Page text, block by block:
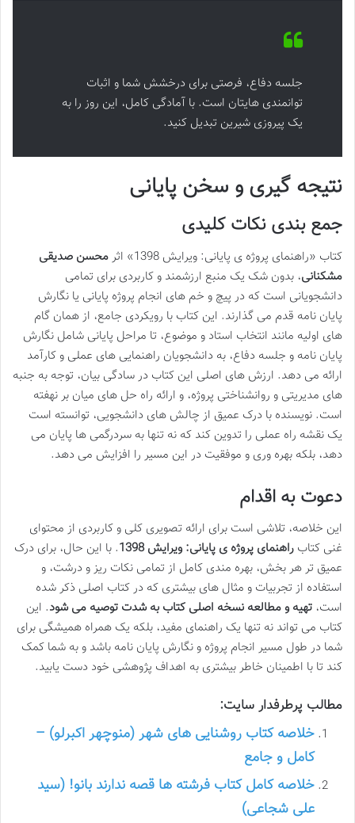
جلسه دفاع، فرصتی برای درخشش شما و اثبات
توانمندی هایتان است. با آمادگی کامل، این روز را به
یک پیروزی شیرین تبدیل کنید.
نتیجه گیری و سخن پایانی
جمع بندی نکات کلیدی
کتاب «راهنمای پروژه ی پایانی: ویرایش 1398» اثر
محسن صدیقی
مشکنانی، بدون شک یک منبع ارزشمند و کاربردی برای تمامی
دانشجویانی است که در پیچ و خم های انجام پروژه پایانی یا نگارش
پایان نامه قدم می گذارند. این کتاب با رویکردی جامع، از همان گام
های اولیه مانند انتخاب استاد و موضوع، تا مراحل پایانی شامل نگارش
پایان نامه و جلسه دفاع، به دانشجویان راهنمایی های عملی و کارآمد
ارائه می دهد. ارزش های اصلی این کتاب در سادگی بیان، توجه به جنبه
های مدیریتی و روانشناختی پروژه، و ارائه راه حل های میان بر نهفته
است. نویسنده با درک عمیق از چالش های دانشجویی، توانسته است
یک نقشه راه عملی را تدوین کند که نه تنها به سردرگمی ها پایان می
دهد، بلکه بهره وری و موفقیت در این مسیر را افزایش می دهد.
دعوت به اقدام
این خلاصه، تلاشی است برای ارائه تصویری کلی و کاربردی از محتوای
غنی کتاب راهنمای پروژه ی پایانی: ویرایش 1398
. با این حال، برای درک
عمیق تر هر بخش، بهره مندی کامل از تمامی نکات ریز و درشت، و
استفاده از تجربیات و مثال های بیشتری که در کتاب اصلی ذکر شده
است، تهیه و مطالعه نسخه اصلی کتاب به شدت توصیه می شود. این
کتاب می تواند نه تنها یک راهنمای مفید، بلکه یک همراه همیشگی برای
شما در طول مسیر انجام پروژه و نگارش پایان نامه باشد و به شما کمک
کند تا با اطمینان خاطر بیشتری به اهداف پژوهشی خود دست یابید.
مطالب پرطرفدار سایت:
خلاصه کتاب روشنایی های شهر (منوچهر اکبرلو) –
کامل و جامع
خلاصه کامل کتاب فرشته ها قصه ندارند بانو! (سید
علی شجاعی)